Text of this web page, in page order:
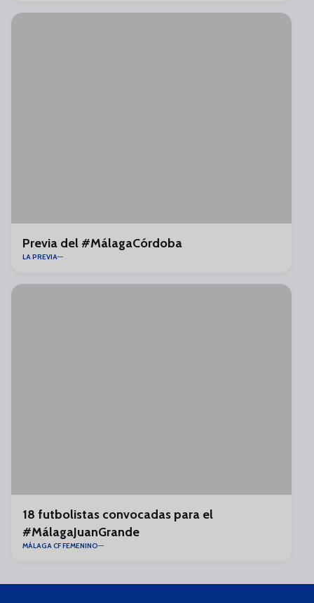
Previa del #MálagaCórdoba
LA PREVIA
18 futbolistas convocadas para el
#MálagaJuanGrande
MÁLAGA CF FEMENINO